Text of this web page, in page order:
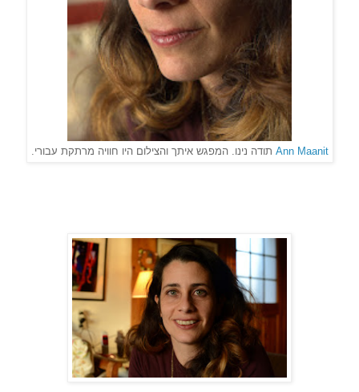
Ann Maanit תודה נינו. המפגש איתך והצילום היו חוויה מרתקת עבורי.